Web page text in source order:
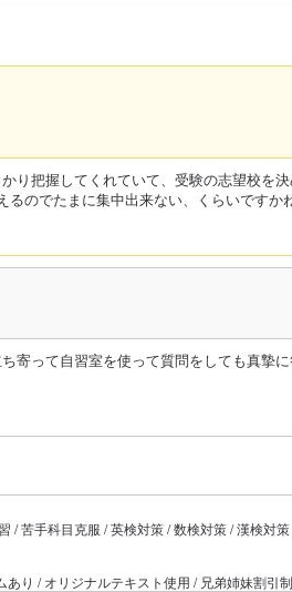
把握してくれていて、受験の志望校
のでたまに集中出来ない、くらいですかね
って自習室を使って質問をしても真
/ 苦手科目克服 / 英検対策 / 数検対策 / 漢検対
り / オリジナルテキスト使用 / 兄弟姉妹割引